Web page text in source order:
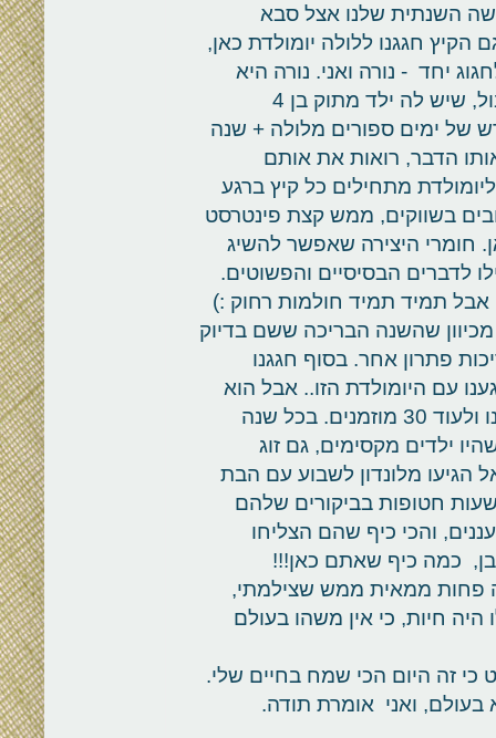
השנתית שלנו אצל סבא
הקיץ חגגנו ללולה יומולדת כאן,
יחד - נורה ואני. נורה היא
החברה הכי טובה שלי כאן, בחורה מוכשרת בלי גבול, שיש לה ילד מתוק בן 4
של ימים ספורים מלולה + שנה
הדבר, רואות את אותם
מתחילים כל קיץ ברגע
בשווקים, ממש קצת פינטרסט
חומרי היצירה שאפשר להשיג
לדברים הבסיסיים והפשוטים.
תמיד תמיד חולמות רחוק :)
שהשנה הבריכה ששם בדיוק
פתרון אחר. בסוף חגגנו
עם היומולדת הזו.. אבל הוא
היה כל כך נחמד, שנתן לנו את הבית ליום שלם. לנו ולעוד 30 מוזמנים. בכל שנה
ילדים מקסימים, גם זוג
הגיעו מלונדון לשבוע עם הבת
חטופות בביקורים שלהם
והכי כיף שהם הצליחו
כמה כיף שאתם כאן!!!
פחות ממאית ממש שצילמתי,
היה חיות, כי אין משהו בעולם
זה היום הכי שמח בחיים שלי.
בעולם, ואני אומרת תודה.